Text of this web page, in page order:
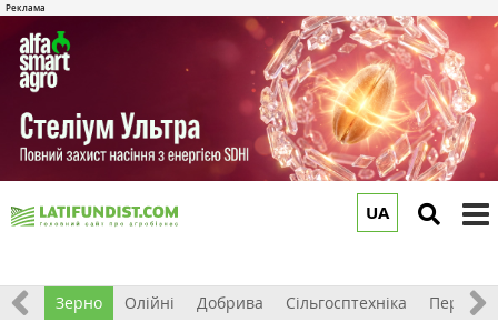
UA
Світ Зерно Олійні Добрива Сільгосптехніка